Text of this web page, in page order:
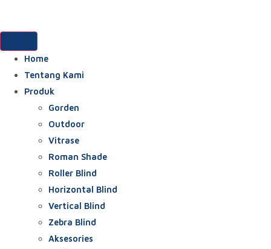
Home
Tentang Kami
Produk
Gorden
Outdoor
Vitrase
Roman Shade
Roller Blind
Horizontal Blind
Vertical Blind
Zebra Blind
Aksesories